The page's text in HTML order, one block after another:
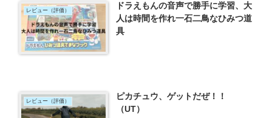
レビュー（評価）
ドラえもんの音声で勝手に学習、大
人は時間を作れ一石二鳥なひみつ道
具
レビュー（評価）
ピカチュウ、ゲットだぜ！！
（UT）